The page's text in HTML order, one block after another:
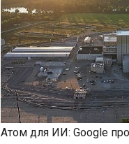
Атом для ИИ: Google